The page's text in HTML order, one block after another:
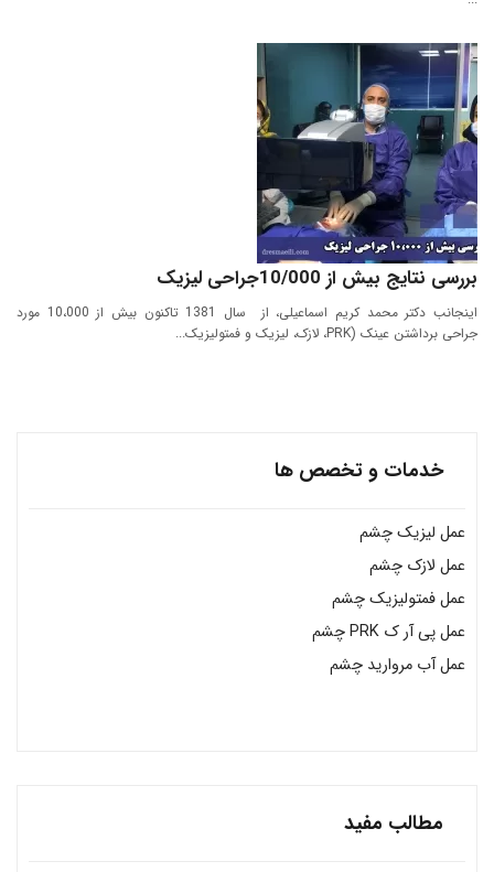
بررسی نتایج بیش از 10/000جراحی لیزیک
اینجانب دکتر محمد کریم اسماعیلی، از سال 1381 تاکنون بیش از 10،000 مورد
جراحی برداشتن عینک (PRK، لازک، لیزیک و فمتولیزیک...
خدمات و تخصص ها
عمل لیزیک چشم
عمل لازک چشم
عمل فمتولیزیک چشم
عمل پی آر ک PRK چشم
عمل آب مروارید چشم
مطالب مفید